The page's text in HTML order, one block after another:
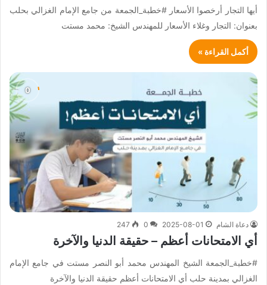
أيها التجار أرخصوا الأسعار #خطبة_الجمعة من جامع الإمام الغزالي بحلب
بعنوان: التجار وغلاء الأسعار للمهندس الشيخ: محمد مستت
أكمل القراءة »
دعاة الشام 2025-08-01
0
247
أي الامتحانات أعظم – حقيقة الدنيا والآخرة
#خطبة_الجمعة الشيخ المهندس محمد أبو النصر مستت في جامع الإمام
الغزالي بمدينة حلب أي الامتحانات أعظم حقيقة الدنيا والآخرة